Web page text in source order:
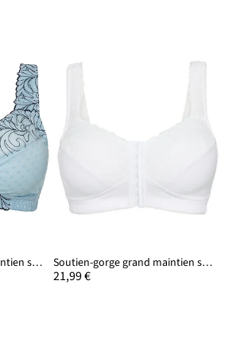
Soutien-gorge grand maintien sans armatures avec bretelles rembourrées Soutien-gorge grand maintien sans armatures, fermeture devant
21,99 €